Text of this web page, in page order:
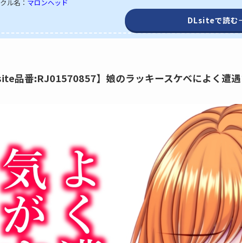
ル名： マロンヘッド
DLsiteで読む
品番:RJ01570857】娘のラッキースケベによく遭